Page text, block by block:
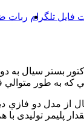
فایل تلگرام ربات
بستر سيال
که به طور متوالي
از مدل دو